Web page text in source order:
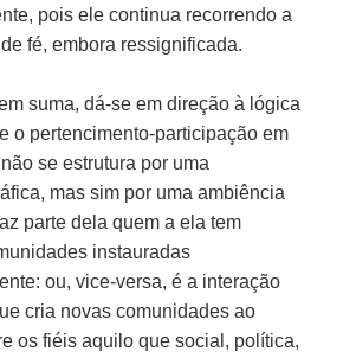
pois ele continua recorrendo a
fé, embora ressignificada.
suma, dá-se em direção à lógica
o pertencimento-participação em
se estrutura por uma
mas sim por uma ambiência
parte dela quem a ela tem
instauradas
ou, vice-versa, é a interação
cria novas comunidades ao
os fiéis aquilo que social, política,